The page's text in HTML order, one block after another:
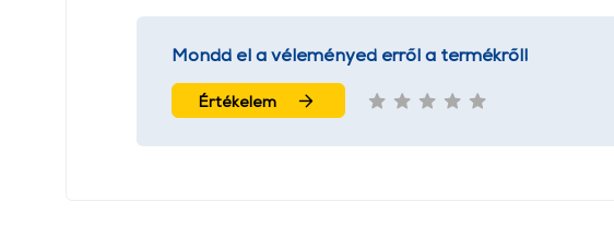
Mondd el a véleményed erről a termékről!
Értékelem